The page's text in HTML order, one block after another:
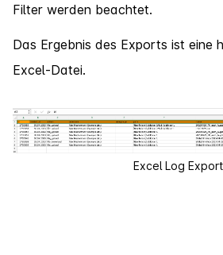
Filter werden beachtet.
Das Ergebnis des Exports ist eine
Excel-Datei.
Excel Log Export